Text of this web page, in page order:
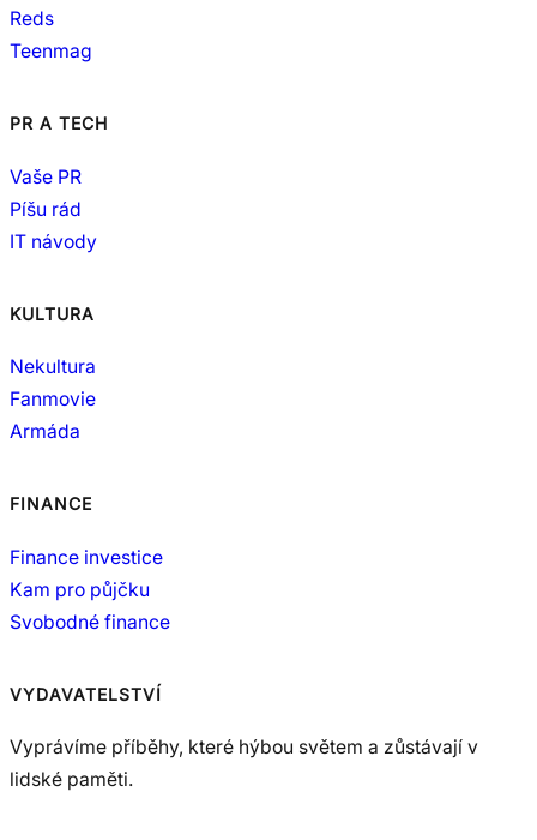
Reds
Teenmag
PR A TECH
Vaše PR
Píšu rád
IT návody
KULTURA
Nekultura
Fanmovie
Armáda
FINANCE
Finance investice
Kam pro půjčku
Svobodné finance
VYDAVATELSTVÍ
Vyprávíme příběhy, které hýbou světem a zůstávají v
lidské paměti.